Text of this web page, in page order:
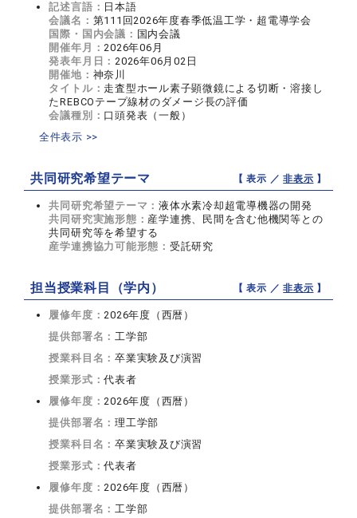
記述言語： 日本語
会議名： 第111回2026年度春季低温工学・超電導学会
国際・国内会議： 国内会議
開催年月：2026年06月
発表年月日：2026年06月02日
開催地： 神奈川
タイトル： 走査型ホール素子顕微鏡による切断・溶接し
たREBCOテープ線材のダメージ長の評価
会議種別： 口頭発表（一般）
全件表示 >>
共同研究希望テーマ 【 表示 ／非表示 】
共同研究希望テーマ：液体水素冷却超電導機器の開発
共同研究実施形態： 産学連携、民間を含む他機関等との
共同研究等を希望する
産学連携協力可能形態： 受託研究
担当授業科目（学内） 【 表示 ／非表示 】
履修年度：2026年度（西暦）
提供部署名：工学部
授業科目名：卒業実験及び演習
授業形式：代表者
履修年度：2026年度（西暦）
提供部署名：理工学部
授業科目名：卒業実験及び演習
授業形式：代表者
履修年度：2026年度（西暦）
提供部署名：工学部